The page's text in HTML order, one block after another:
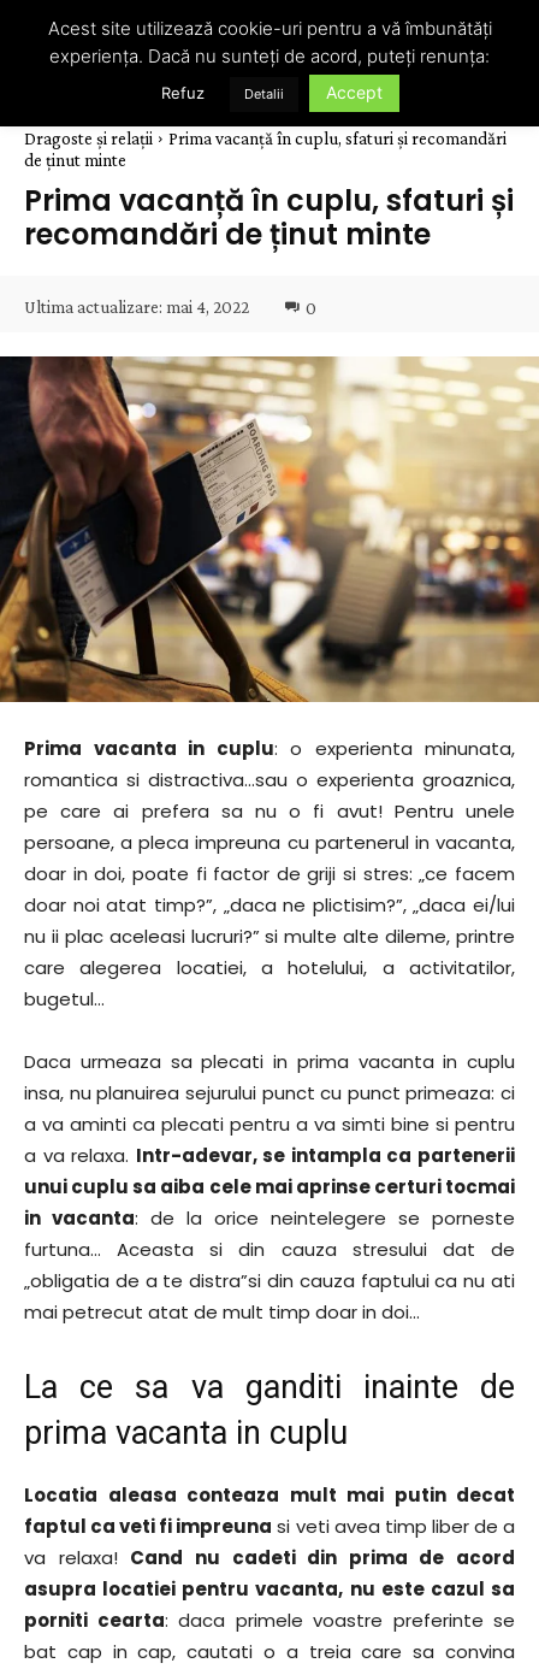
Dragoste și relații
Prima vacanță în cuplu, sfaturi și recomandări
de ținut minte
Prima vacanță în cuplu, sfaturi și
recomandări de ținut minte
Ultima actualizare: mai 4, 2022 0
Prima vacanta in cuplu: o experienta minunata,
romantica si distractiva…sau o experienta groaznica,
pe care ai prefera sa nu o fi avut! Pentru unele
persoane, a pleca impreuna cu partenerul in vacanta,
doar in doi, poate fi factor de griji si stres: „ce facem
doar noi atat timp?”, „daca ne plictisim?”, „daca ei/lui
nu ii plac aceleasi lucruri?” si multe alte dileme, printre
care alegerea locatiei, a hotelului, a activitatilor,
bugetul…
Daca urmeaza sa plecati in prima vacanta in cuplu
insa, nu planuirea sejurului punct cu punct primeaza: ci
a va aminti ca plecati pentru a va simti bine si pentru
a va relaxa. Intr-adevar, se intampla ca partenerii
unui cuplu sa aiba cele mai aprinse certuri tocmai
in vacanta: de la orice neintelegere se porneste
furtuna… Aceasta si din cauza stresului dat de
„obligatia de a te distra”si din cauza faptului ca nu ati
mai petrecut atat de mult timp doar in doi…
La ce sa va ganditi inainte de
prima vacanta in cuplu
Locatia aleasa conteaza mult mai putin decat
faptul ca veti fi impreuna si veti avea timp liber de a
va relaxa! Cand nu cadeti din prima de acord
asupra locatiei pentru vacanta, nu este cazul sa
porniti cearta: daca primele voastre preferinte se
bat cap in cap, cautati o a treia care sa convina
Acest site utilizează cookie-uri pentru a vă îmbunătăți
experiența. Dacă nu sunteți de acord, puteți renunța:
Refuz Detalii Accept